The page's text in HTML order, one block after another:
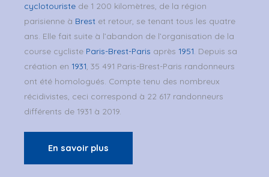
cyclotouriste de 1 200 kilomètres, de la région
parisienne à Brest et retour, se tenant tous les quatre
ans. Elle fait suite à l’abandon de l’organisation de la
course cycliste Paris-Brest-Paris après 1951 . Depuis sa
création en 1931 , 35 491 Paris-Brest-Paris randonneurs
ont été homologués. Compte tenu des nombreux
récidivistes, ceci correspond à 22 617 randonneurs
différents de 1931 à 2019.
En savoir plus